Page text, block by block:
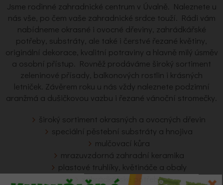
Jsme rodinné zahradnické centrum v Úvalně. Naleznete u
nás vše, po čem vaše zahradnické srdce touží. Rádi vám
nabídneme okrasné i ovocné dřeviny, zahrádkářské
potřeby, substráty, ale také i čerstvé řezané květiny,
originální dekorace, kvalitní potraviny a hlavně milý úsměv
a osobní přístup. Rovněž prodáváme široký sortiment
zeleninové přísady, balkonových rostlin i krásných
letniček. Závěrem roku u nás vždy naleznete podzimní
aranžmá a dušičkovou vazbu i řezané vánoční stromečky.
široký sortiment okrasných a ovocných dřevin
speciální pěstební substráty a hnojiva
mulčovací kůra
mrazuvzdorná zahradní keramika
plastové truhlíky, květináče a obaly
zahrádkářské potřeby